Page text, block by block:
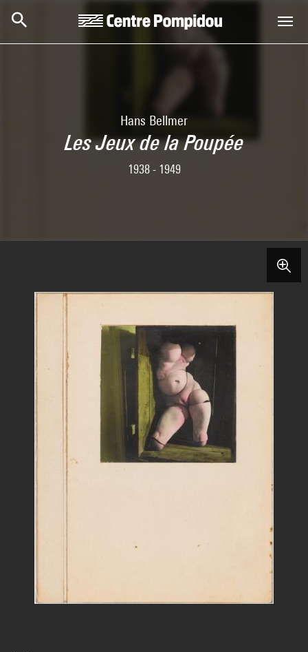
Hans Bellmer
Les Jeux de la Poupée
1938 - 1949